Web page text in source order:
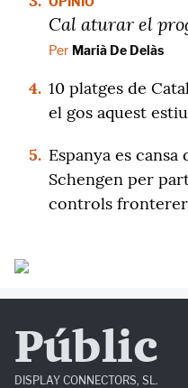
Cal aturar el
Per Marià De Delàs
4. 10 platges de
el gos aquest estiu
5. Espanya es
Schengen per
controls
Públic
DISPLAY CONNECTORS, SL.